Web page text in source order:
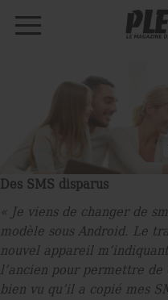
Des SMS disparus
« Je viens de changer de
modèle sous Android. Le
nouvel appareil
l’ancien pour permettre de
bien vu qu’il a copié mes